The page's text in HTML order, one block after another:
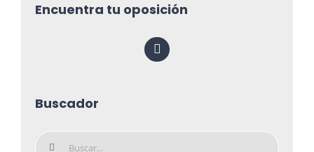
Encuentra tu oposición
Buscador
Buscar: